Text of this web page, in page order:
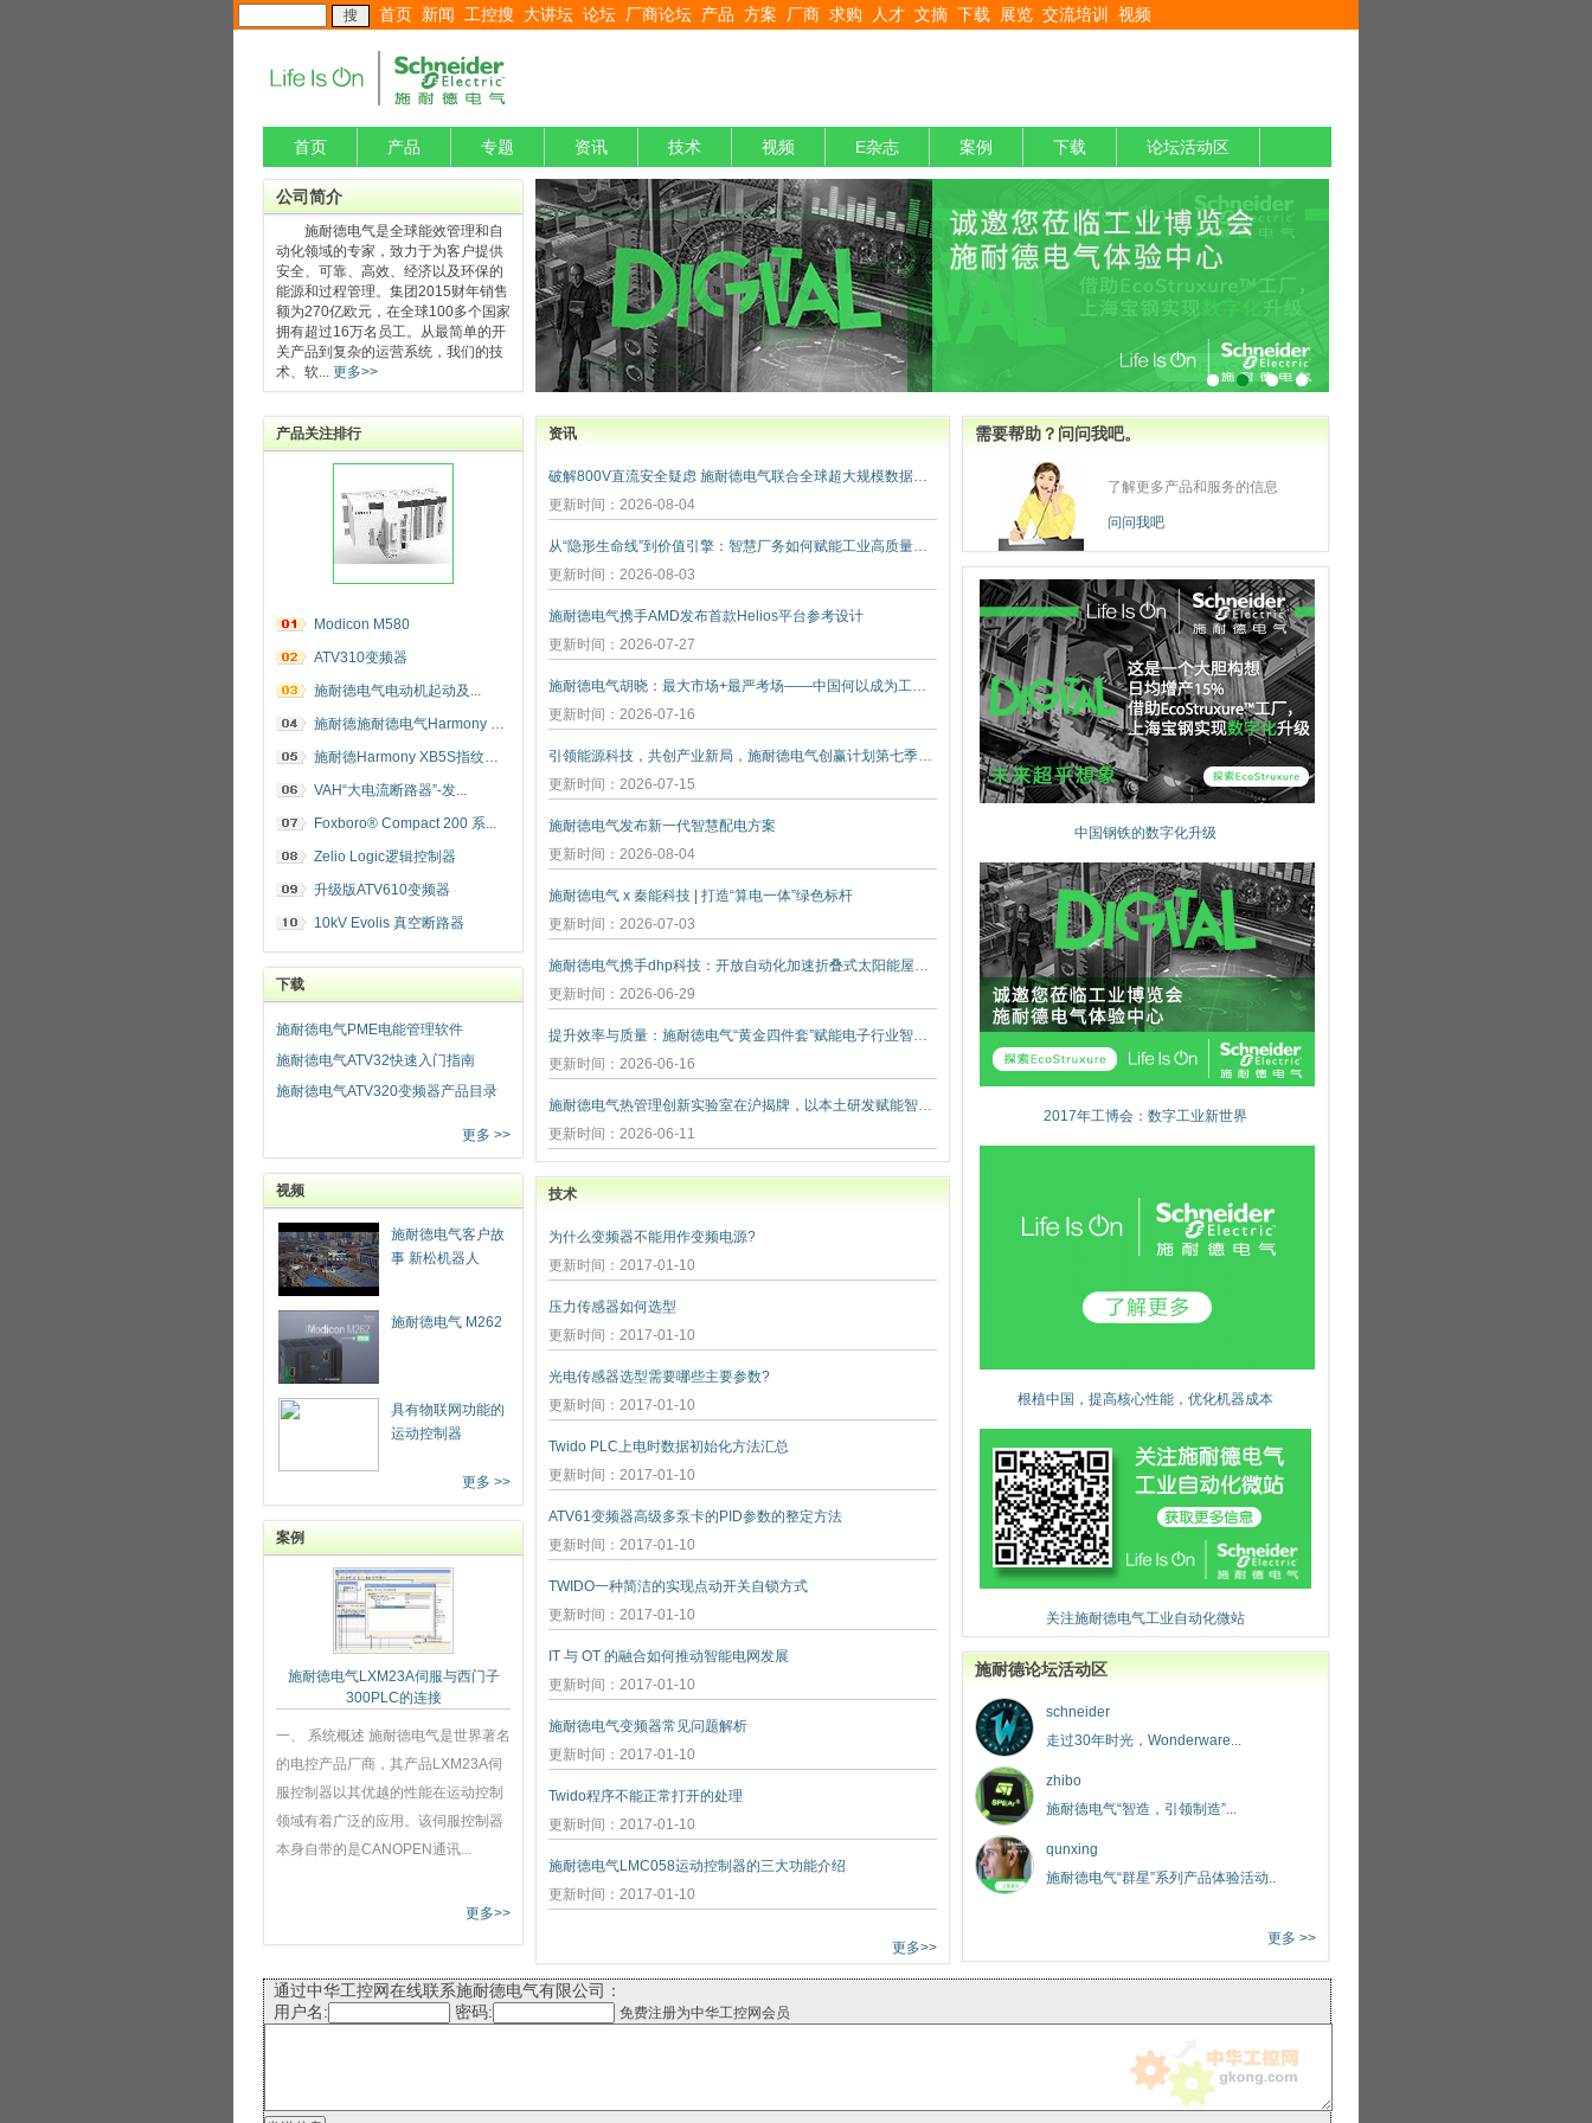
首页 新闻 工控搜 大讲坛 论坛 厂商论坛 产品 方案 厂商 求购 人才 文摘 下载 展览 交流培训 视频
首页 产品 专题 资讯 技术 视频 E杂志 案例 下载 论坛活动区
公司简介
施耐德电气是全球能效管理和自
动化领域的专家，致力于为客户提供
安全、可靠、高效、经济以及环保的
能源和过程管理。集团2015财年销售
额为270亿欧元，在全球100多个国家
拥有超过16万名员工。从最简单的开
关产品到复杂的运营系统，我们的技
术、软... 更多>>
产品关注排行
Modicon M580
ATV310变频器
施耐德电气电动机起动及...
施耐德施耐德电气Harmony 指纹开关
施耐德Harmony XB5S指纹识别开关
VAH“大电流断路器”-发...
Foxboro® Compact 200 系...
Zelio Logic逻辑控制器
升级版ATV610变频器
10kV Evolis 真空断路器
下载
施耐德电气PME电能管理软件
施耐德电气ATV32快速入门指南
施耐德电气ATV320变频器产品目录
更多 >>
视频
施耐德电气客户故
事 新松机器人
施耐德电气 M262
具有物联网功能的
运动控制器
更多 >>
案例
施耐德电气LXM23A伺服与西门子
300PLC的连接
一、 系统概述 施耐德电气是世界著名
的电控产品厂商，其产品LXM23A伺
服控制器以其优越的性能在运动控制
领域有着广泛的应用。该伺服控制器
本身自带的是CANOPEN通讯...
更多>>
资讯
破解800V直流安全疑虑 施耐德电气联合全球超大规模数据中心运营商发布弧闪风险评估报告
更新时间：2026-08-04
从“隐形生命线”到价值引擎：智慧厂务如何赋能工业高质量发展
更新时间：2026-08-03
施耐德电气携手AMD发布首款Helios平台参考设计
更新时间：2026-07-27
施耐德电气胡晓：最大市场+最严考场——中国何以成为工业创新策源地
更新时间：2026-07-16
引领能源科技，共创产业新局，施耐德电气创赢计划第七季正式启动
更新时间：2026-07-15
施耐德电气发布新一代智慧配电方案
更新时间：2026-08-04
施耐德电气 x 秦能科技 | 打造“算电一体”绿色标杆
更新时间：2026-07-03
施耐德电气携手dhp科技：开放自动化加速折叠式太阳能屋顶创新
更新时间：2026-06-29
提升效率与质量：施耐德电气“黄金四件套”赋能电子行业智能升级
更新时间：2026-06-16
施耐德电气热管理创新实验室在沪揭牌，以本土研发赋能智算未
更新时间：2026-06-11
技术
为什么变频器不能用作变频电源?
更新时间：2017-01-10
压力传感器如何选型
更新时间：2017-01-10
光电传感器选型需要哪些主要参数?
更新时间：2017-01-10
Twido PLC上电时数据初始化方法汇总
更新时间：2017-01-10
ATV61变频器高级多泵卡的PID参数的整定方法
更新时间：2017-01-10
TWIDO一种简洁的实现点动开关自锁方式
更新时间：2017-01-10
IT 与 OT 的融合如何推动智能电网发展
更新时间：2017-01-10
施耐德电气变频器常见问题解析
更新时间：2017-01-10
Twido程序不能正常打开的处理
更新时间：2017-01-10
施耐德电气LMC058运动控制器的三大功能介绍
更新时间：2017-01-10
更多>>
需要帮助？问问我吧。
了解更多产品和服务的信息
问问我吧
中国钢铁的数字化升级
2017年工博会：数字工业新世界
根植中国，提高核心性能，优化机器成本
关注施耐德电气工业自动化微站
施耐德论坛活动区
schneider
走过30年时光，Wonderware...
zhibo
施耐德电气“智造，引领制造”...
qunxing
施耐德电气“群星”系列产品体验活动..
更多 >>
通过中华工控网在线联系施耐德电气有限公司：
用户名:
密码: 免费注册为中华工控网会员